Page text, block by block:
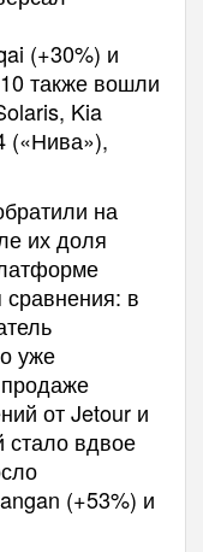
(+30%) и
также вошли
Kia
(«Нива»),
на
их доля
в
уже
от Jetour и
стало вдвое
(+53%) и